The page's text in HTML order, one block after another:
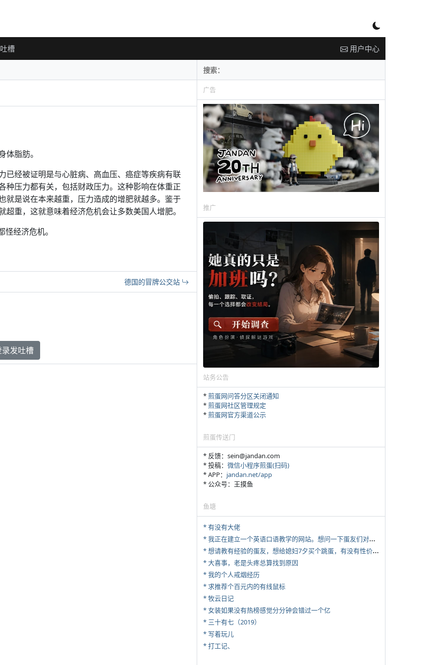
槽 用户中心
脂肪。
已经被证明是与心脏病、高血压、癌症等疾病有联
种压力都有关，包括财政压力。这种影响在体重正
就是说在本来越重，压力造成的增肥就越多。鉴于
重，这就意味着经济危机会让多数美国人增肥。
经济危机。
德国的冒牌公交站
录发吐槽
广告
推广
站务公告
*煎蛋网问答分区关闭通知
*煎蛋网社区管理规定
*煎蛋网官方渠道公示
煎蛋传送门
* 反馈：sein@jandan.com
* 投稿： 微信小程序煎蛋(扫码)
* APP： jandan.net/app
* 公众号：王摸鱼
鱼塘
* 有没有大佬
*
我正在建立一个英语口语教学的网站。想问一下蛋友们对这类教学机构或网站的痛点。
*
想请教有经验的蛋友，想给媳妇7夕买个跳蛋，有没有性价比高的推荐
* 大喜事，老是头疼总算找到原因
* 我的个人戒烟经历
* 求推荐个百元内的有线鼠标
* 牧云日记
* 女装如果没有热榜感觉分分钟会错过一个亿
* 三十有七（2019）
* 写着玩儿
* 打工记、